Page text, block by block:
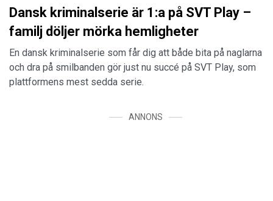
Dansk kriminalserie är 1:a på SVT Play –
familj döljer mörka hemligheter
En dansk kriminalserie som får dig att både bita på naglarna
och dra på smilbanden gör just nu succé på SVT Play, som
plattformens mest sedda serie.
ANNONS